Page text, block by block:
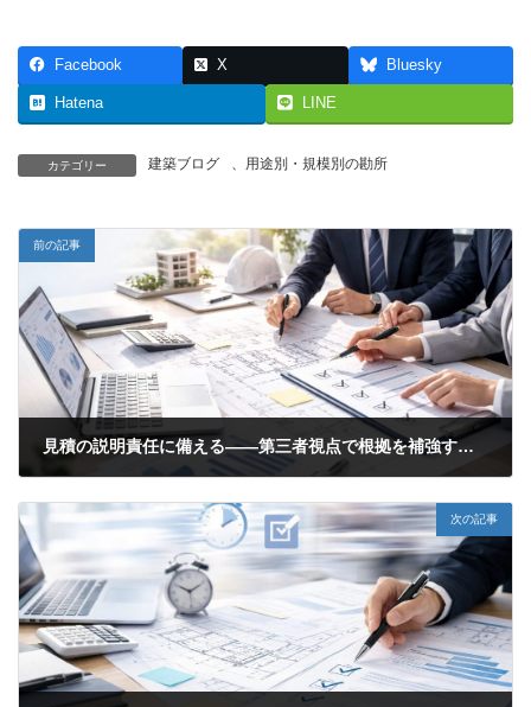
Facebook X Bluesky
Hatena LINE
カテゴリー 建築ブログ 、 用途別・規模別の勘所
前の記事
見積の説明責任に備える——第三者視点で根拠を補強する進め方
次の記事